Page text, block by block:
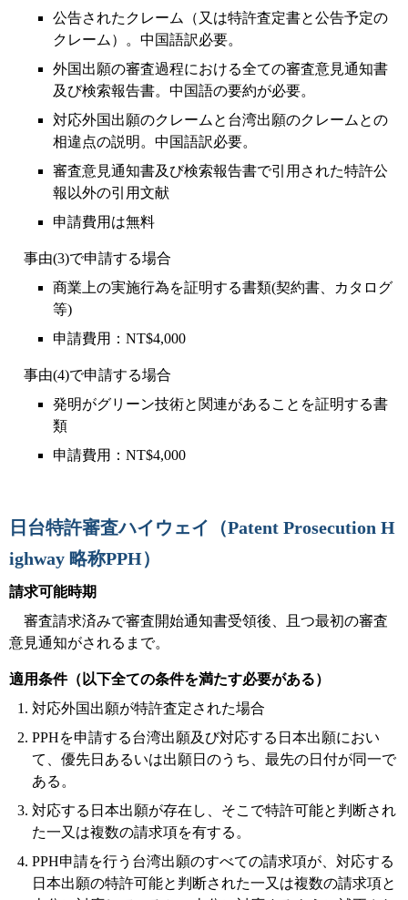
公告されたクレーム（又は特許査定書と公告予定の
クレーム）。中国語訳必要。
外国出願の審査過程における全ての審査意見通知書
及び検索報告書。中国語の要約が必要。
対応外国出願のクレームと台湾出願のクレームとの
相違点の説明。中国語訳必要。
審査意見通知書及び検索報告書で引用された特許公
報以外の引用文献
申請費用は無料
事由(3)で申請する場合
商業上の実施行為を証明する書類(契約書、カタログ
等)
申請費用：NT$4,000
事由(4)で申請する場合
発明がグリーン技術と関連があることを証明する書
類
申請費用：NT$4,000
日台特許審査ハイウェイ（Patent Prosecution H
ighway 略称PPH）
請求可能時期
審査請求済みで審査開始通知書受領後、且つ最初の審査
意見通知がされるまで。
適用条件（以下全ての条件を満たす必要がある）
対応外国出願が特許査定された場合
PPHを申請する台湾出願及び対応する日本出願におい
て、優先日あるいは出願日のうち、最先の日付が同一で
ある。
対応する日本出願が存在し、そこで特許可能と判断され
た一又は複数の請求項を有する。
PPH申請を行う台湾出願のすべての請求項が、対応する
日本出願の特許可能と判断された一又は複数の請求項と